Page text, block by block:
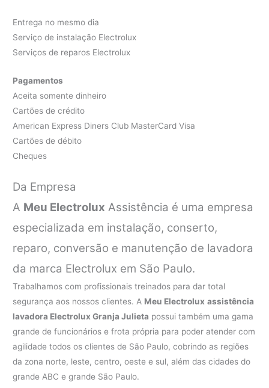
Entrega no mesmo dia
Serviço de instalação Electrolux
Serviços de reparos Electrolux
Pagamentos
Aceita somente dinheiro
Cartões de crédito
American Express Diners Club MasterCard Visa
Cartões de débito
Cheques
Da Empresa
A Meu Electrolux Assistência é uma empresa
especializada em instalação, conserto,
reparo, conversão e manutenção de lavadora
da marca Electrolux em São Paulo.
Trabalhamos com profissionais treinados para dar total
segurança aos nossos clientes. A Meu Electrolux assistência
lavadora Electrolux Granja Julieta possui também uma gama
grande de funcionários e frota própria para poder atender com
agilidade todos os clientes de São Paulo, cobrindo as regiões
da zona norte, leste, centro, oeste e sul, além das cidades do
grande ABC e grande São Paulo.